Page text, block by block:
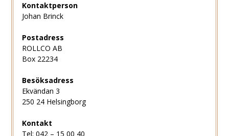
Kontaktperson
Johan Brinck
Postadress
ROLLCO AB
Box 22234
Besöksadress
Ekvändan 3
250 24 Helsingborg
Kontakt
Tel: 042 – 15 00 40